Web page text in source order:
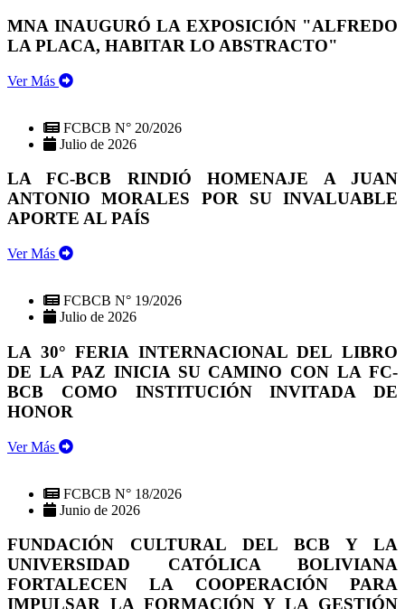
MNA INAUGURÓ LA EXPOSICIÓN "ALFREDO
LA PLACA, HABITAR LO ABSTRACTO"
Ver Más
FCBCB N° 20/2026
Julio de 2026
LA FC-BCB RINDIÓ HOMENAJE A JUAN
ANTONIO MORALES POR SU INVALUABLE
APORTE AL PAÍS
Ver Más
FCBCB N° 19/2026
Julio de 2026
LA 30° FERIA INTERNACIONAL DEL LIBRO
DE LA PAZ INICIA SU CAMINO CON LA FC-
BCB COMO INSTITUCIÓN INVITADA DE
HONOR
Ver Más
FCBCB N° 18/2026
Junio de 2026
FUNDACIÓN CULTURAL DEL BCB Y LA
UNIVERSIDAD CATÓLICA BOLIVIANA
FORTALECEN LA COOPERACIÓN PARA
IMPULSAR LA FORMACIÓN Y LA GESTIÓN